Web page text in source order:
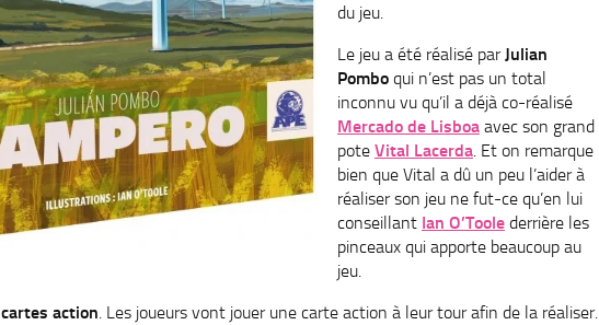
du jeu.
Le jeu a été réalisé parJulian
Pombo qui n’est pas un total
inconnu vu qu’il a déjà co-réalisé
Mercado de Lisboa avec son grand
pote Vital Lacerda. Et on remarque
bien que Vital a dû un peu l’aider à
réaliser son jeu ne fut-ce qu’en lui
conseillant Ian O’Toole derrière les
pinceaux qui apporte beaucoup au
jeu.
cartes action. Les joueurs vont jouer une carte action à leur tour afin de la réaliser.